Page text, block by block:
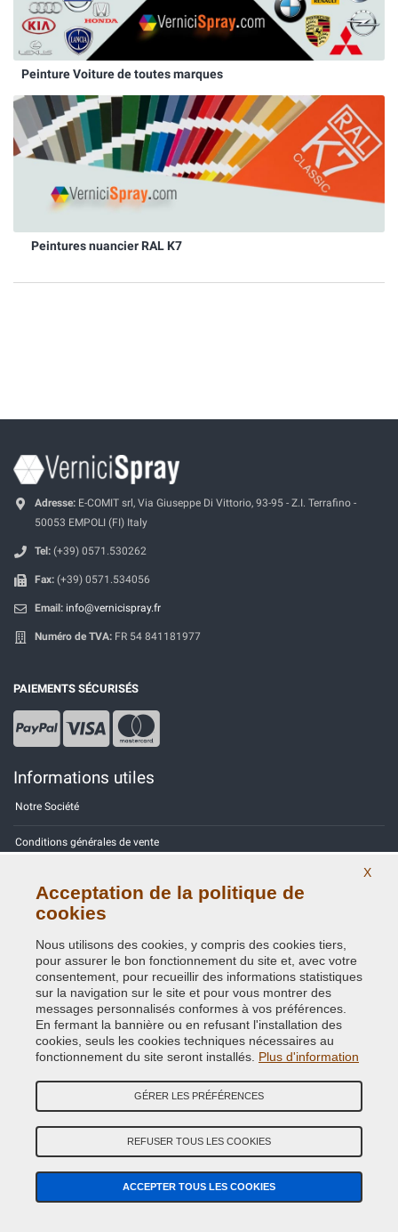
Peinture Voiture de toutes marques
Peintures nuancier RAL K7
Adresse: E-COMIT srl, Via Giuseppe Di Vittorio, 93-95 - Z.I. Terrafino -
50053 EMPOLI (FI) Italy
Tel: (+39) 0571.530262
Fax: (+39) 0571.534056
Email: info@vernicispray.fr
Numéro de TVA: FR 54 841181977
PAIEMENTS SÉCURISÉS
Informations utiles
Notre Société
Conditions générales de vente
Site Map
Contactez-nous
Codes couleurs
Politique de confidentialité - RGPD
Suivez nous sur nos réseaux sociaux
X
Acceptation de la politique de
cookies
Nous utilisons des cookies, y compris des cookies tiers,
pour assurer le bon fonctionnement du site et, avec votre
consentement, pour recueillir des informations statistiques
sur la navigation sur le site et pour vous montrer des
messages personnalisés conformes à vos préférences.
En fermant la bannière ou en refusant l'installation des
cookies, seuls les cookies techniques nécessaires au
fonctionnement du site seront installés. Plus d'information
GÉRER LES PRÉFÉRENCES
REFUSER TOUS LES COOKIES
ACCEPTER TOUS LES COOKIES